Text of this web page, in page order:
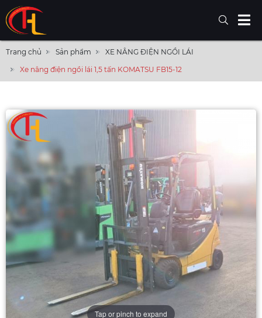
Trang chủ Sản phẩm
XE NÂNG ĐIỆN NGỒI LÁI
Xe nâng điện ngồi lái 1,5 tấn KOMATSU FB15-12
Tap or pinch to expand